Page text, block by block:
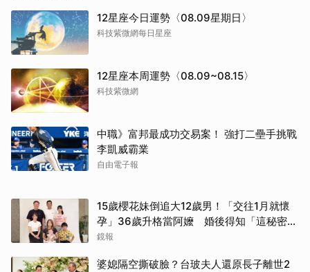
12星座今日運勢〈08.09星期日〉
科技紫微網每日星座
12星座本周運勢〈08.09~08.15〉
科技紫微網
中職》富邦最成功交易案！ 強打二壘手挑戰
李凱威霸業
自由電子報
15歲櫻花妹倒追大12歲男！「交往1月就懷
孕」36歲升格當阿嬤 婚後得知「這秘密」
傻眼了
鏡報
婆媳隔空撕破臉？台玻夫人還原長子離世2